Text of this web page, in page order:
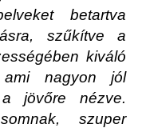
betartva
szűkítve a
kiváló
ami nagyon jól
jövőre nézve.
szuper